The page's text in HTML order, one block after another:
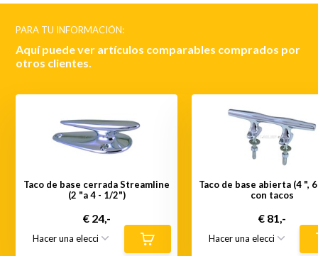
PARA TU INFORMACIÓN:
Aquí puede ver artículos comparables comprados por
otros clientes.
Taco de base cerrada Streamline
(2 "a 4 - 1/2")
€ 24,-
Taco de base abierta (4 ",
con tacos
€ 81,-